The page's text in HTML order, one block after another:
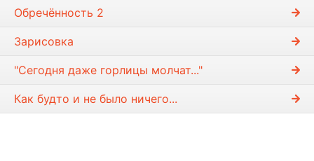
Обречённость 2
Зарисовка
"Сегодня даже горлицы молчат..."
Как будто и не было ничего...